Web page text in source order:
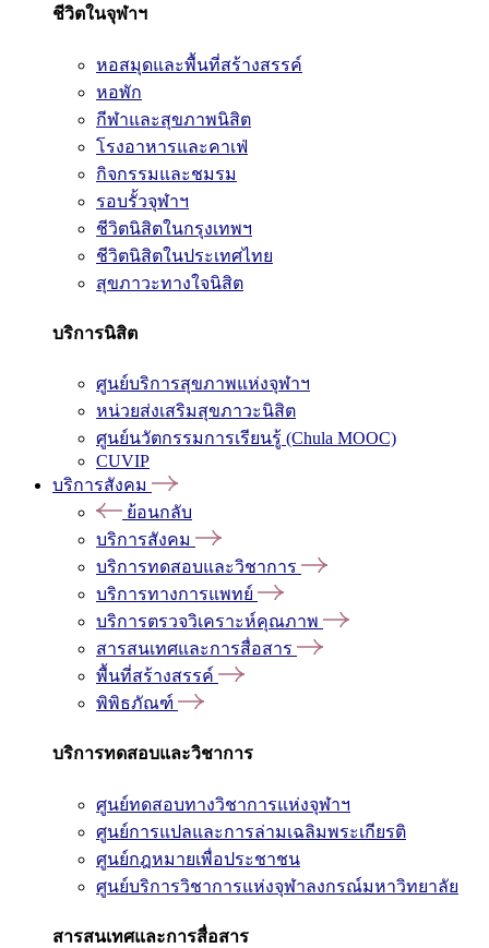
ชีวิตในจุฬาฯ
หอสมุดและพื้นที่สร้างสรรค์
หอพัก
กีฬาและสุขภาพนิสิต
โรงอาหารและคาเฟ่
กิจกรรมและชมรม
รอบรั้วจุฬาฯ
ชีวิตนิสิตในกรุงเทพฯ
ชีวิตนิสิตในประเทศไทย
สุขภาวะทางใจนิสิต
บริการนิสิต
ศูนย์บริการสุขภาพแห่งจุฬาฯ
หน่วยส่งเสริมสุขภาวะนิสิต
ศูนย์นวัตกรรมการเรียนรู้ (Chula MOOC)
CUVIP
บริการสังคม
ย้อนกลับ
บริการสังคม
บริการทดสอบและวิชาการ
บริการทางการแพทย์
บริการตรวจวิเคราะห์คุณภาพ
สารสนเทศและการสื่อสาร
พื้นที่สร้างสรรค์
พิพิธภัณฑ์
บริการทดสอบและวิชาการ
ศูนย์ทดสอบทางวิชาการแห่งจุฬาฯ
ศูนย์การแปลและการล่ามเฉลิมพระเกียรติ
ศูนย์กฎหมายเพื่อประชาชน
ศูนย์บริการวิชาการแห่งจุฬาลงกรณ์มหาวิทยาลัย
สารสนเทศและการสื่อสาร